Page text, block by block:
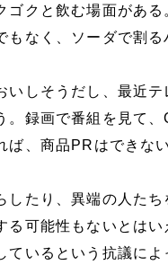
ゴクと飲む場面があ
もなく、ソーダで割る
いしそうだし、最近
。録画で番組を見て
ば、商品PRはできな
したり、異端の人た
る可能性もないとは
ているという抗議に